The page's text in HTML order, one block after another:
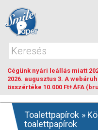
Cégünk nyári leállás miatt
2026. augusztus 3. A
összértéke 10.000 Ft+ÁFA
Toalettpapírok »
toalettpapírok